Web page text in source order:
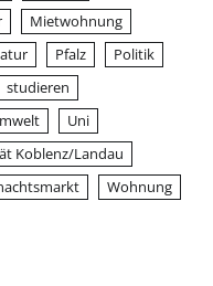
Mietwohnung
Pfalz
Politik
studieren
Uni
Koblenz/Landau
Wohnung